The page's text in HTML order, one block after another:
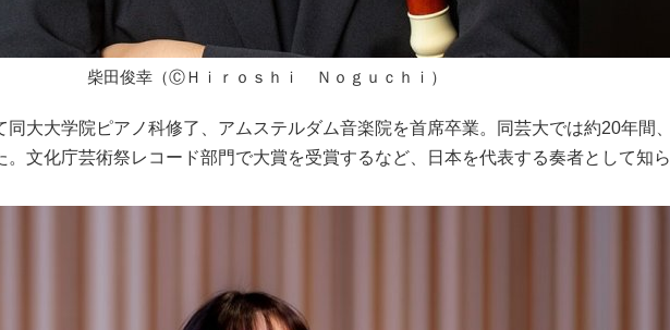
柴田俊幸（ⒸＨｉｒｏｓｈｉ Ｎｏｇｕｃｈｉ）
大大学院ピアノ科修了、アムステルダム音楽院を首席卒業。同芸大では約20年間
。文化庁芸術祭レコード部門で大賞を受賞するなど、日本を代表する奏者として知